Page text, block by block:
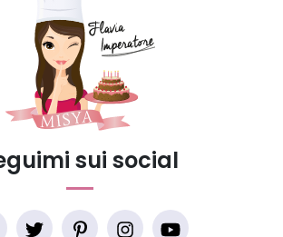
sui social